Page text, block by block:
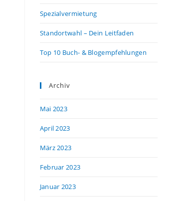
Spezialvermietung
Standortwahl – Dein Leitfaden
Top 10 Buch- & Blogempfehlungen
Archiv
Mai 2023
April 2023
März 2023
Februar 2023
Januar 2023